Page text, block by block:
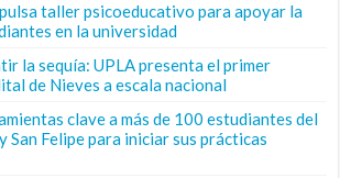
taller psicoeducativo para apoyar la
en la universidad
la sequía: UPLA presenta el primer
de Nieves a escala nacional
clave a más de 100 estudiantes del
San Felipe para iniciar sus prácticas